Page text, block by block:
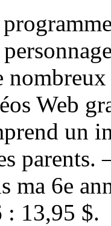
Web
un
ma 6e
: 13,95 $.